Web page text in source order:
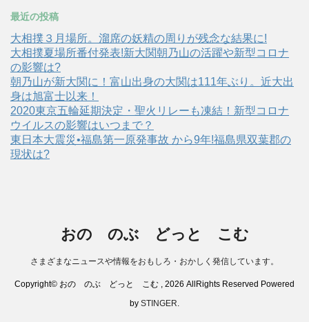
最近の投稿
大相撲３月場所。溜席の妖精の周りが残念な結果に!
大相撲夏場所番付発表!新大関朝乃山の活躍や新型コロナ
の影響は?
朝乃山が新大関に！富山出身の大関は111年ぶり。近大出
身は旭富士以来！
2020東京五輪延期決定・聖火リレーも凍結！新型コロナ
ウイルスの影響はいつまで？
東日本大震災•福島第一原発事故 から9年!福島県双葉郡の
現状は?
おの のぶ どっと こむ
さまざまなニュースや情報をおもしろ・おかしく発信しています。
Copyright© おの のぶ どっと こむ , 2026 AllRights Reserved Powered
by STINGER